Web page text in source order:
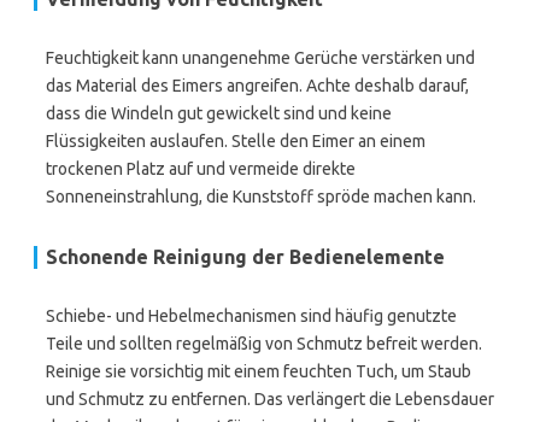
Feuchtigkeit kann unangenehme Gerüche verstärken und
das Material des Eimers angreifen. Achte deshalb darauf,
dass die Windeln gut gewickelt sind und keine
Flüssigkeiten auslaufen. Stelle den Eimer an einem
trockenen Platz auf und vermeide direkte
Sonneneinstrahlung, die Kunststoff spröde machen kann.
Schonende Reinigung der Bedienelemente
Schiebe- und Hebelmechanismen sind häufig genutzte
Teile und sollten regelmäßig von Schmutz befreit werden.
Reinige sie vorsichtig mit einem feuchten Tuch, um Staub
und Schmutz zu entfernen. Das verlängert die Lebensdauer